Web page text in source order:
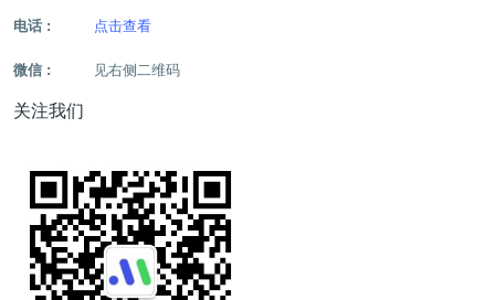
电话 : 点击查看
微信 : 见右侧二维码
关注我们